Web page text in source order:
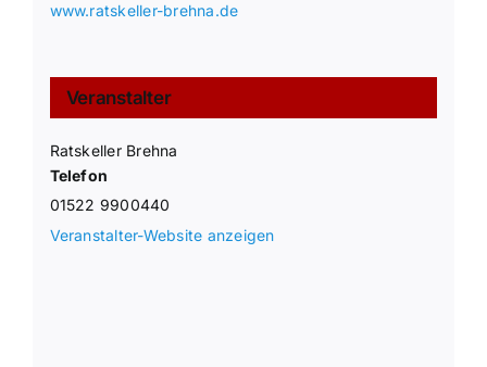
www.ratskeller-brehna.de
Veranstalter
Ratskeller Brehna
Telefon
01522 9900440
Veranstalter-Website anzeigen